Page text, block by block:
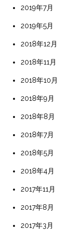
2019年7月
2019年5月
2018年12月
2018年11月
2018年10月
2018年9月
2018年8月
2018年7月
2018年5月
2018年4月
2017年11月
2017年8月
2017年3月